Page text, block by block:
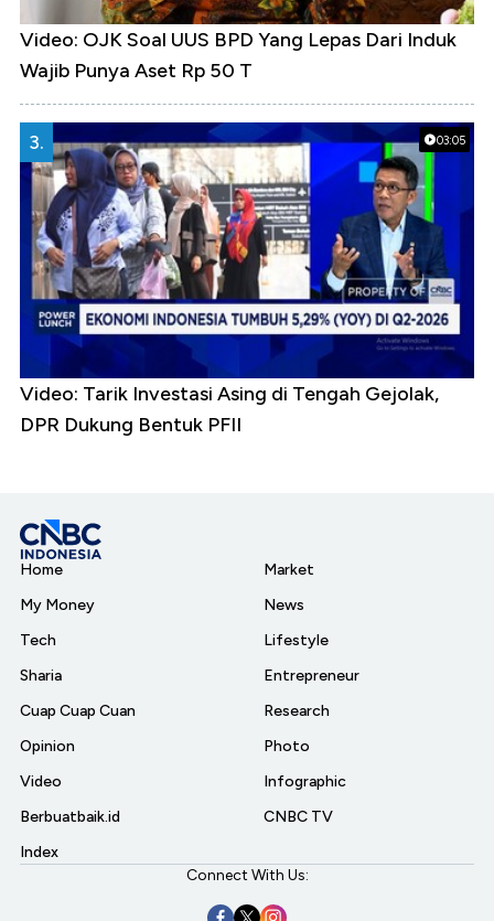
Video: OJK Soal UUS BPD Yang Lepas Dari Induk
Wajib Punya Aset Rp 50 T
03:05
3.
Video: Tarik Investasi Asing di Tengah Gejolak,
DPR Dukung Bentuk PFII
Home
My Money
Tech
Sharia
Cuap Cuap Cuan
Opinion
Video
Berbuatbaik.id
Index
Market
News
Lifestyle
Entrepreneur
Research
Photo
Infographic
CNBC TV
Connect With Us: